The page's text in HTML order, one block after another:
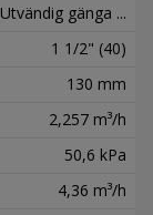
Utvändig gänga ...
1 1/2" (40)
130 mm
2,257 m³/h
50,6 kPa
4,36 m³/h